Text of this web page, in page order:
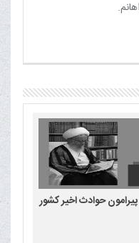
حوادث اخیر کشور